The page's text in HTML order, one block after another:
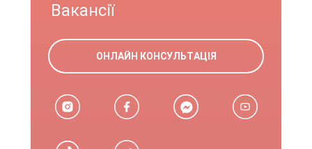
Вакансії
ОНЛАЙН КОНСУЛЬТАЦІЯ